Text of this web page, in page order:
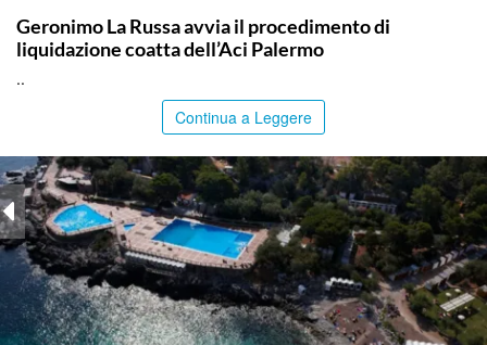
Geronimo La Russa avvia il procedimento di
liquidazione coatta dell’Aci Palermo
..
Continua a Leggere